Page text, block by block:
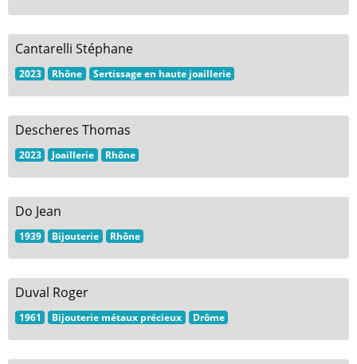
Cantarelli Stéphane
2023 Rhône Sertissage en haute joaillerie
Descheres Thomas
2023 Joaillerie Rhône
Do Jean
1939 Bijouterie Rhône
Duval Roger
1961 Bijouterie métaux précieux Drôme